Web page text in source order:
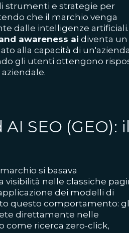
strumenti e strategie per
che il marchio venga
dalle intelligenze artificiali.
awareness ai diventa un
alla capacità di
gli utenti ottengono
SEO (GEO): il
si basava
visibilità nelle classiche
dei modelli di
questo comportamento:
direttamente nelle
come ricerca zero-click,